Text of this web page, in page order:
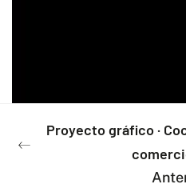
Proyecto gráfico ·